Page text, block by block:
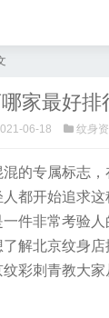
家最好排
06-18 纹身
的专属标志，
都开始追求这
件非常考验
解北京纹身店
彩刺青教大